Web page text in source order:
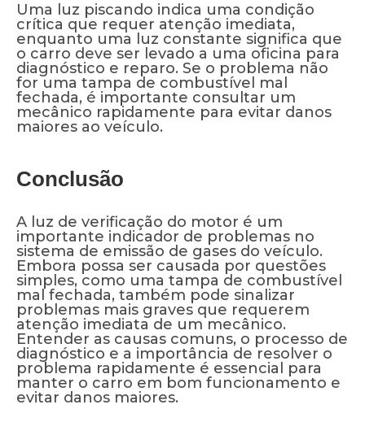
Uma luz piscando indica uma condição
crítica que requer atenção imediata,
enquanto uma luz constante significa que
o carro deve ser levado a uma oficina para
diagnóstico e reparo. Se o problema não
for uma tampa de combustível mal
fechada, é importante consultar um
mecânico rapidamente para evitar danos
maiores ao veículo.
Conclusão
A luz de verificação do motor é um
importante indicador de problemas no
sistema de emissão de gases do veículo.
Embora possa ser causada por questões
simples, como uma tampa de combustível
mal fechada, também pode sinalizar
problemas mais graves que requerem
atenção imediata de um mecânico.
Entender as causas comuns, o processo de
diagnóstico e a importância de resolver o
problema rapidamente é essencial para
manter o carro em bom funcionamento e
evitar danos maiores.